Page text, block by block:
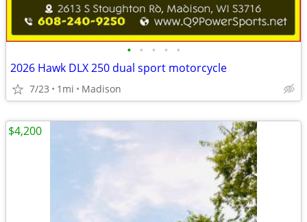
• • • • •
2026 Hawk DLX 250 dual sport motorcycle
7/23 1mi Madison
$4,200